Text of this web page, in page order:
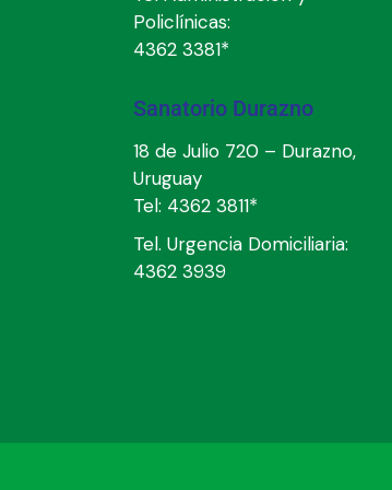
Policlínicas:
4362 3381*
Sanatorio Durazno
18 de Julio 720 – Durazno,
Uruguay
Tel: 4362 3811*
Tel. Urgencia Domiciliaria:
4362 3939